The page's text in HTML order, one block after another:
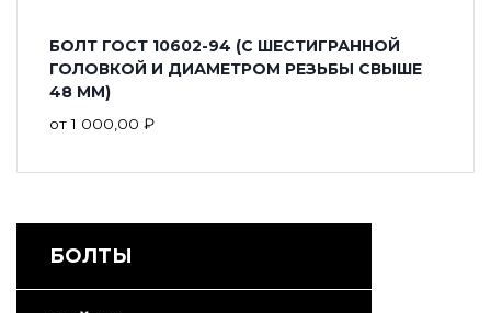
БОЛТ ГОСТ 10602-94 (С ШЕСТИГРАННОЙ
ГОЛОВКОЙ И ДИАМЕТРОМ РЕЗЬБЫ СВЫШЕ
48 ММ)
от1 000,00 ₽
БОЛТЫ